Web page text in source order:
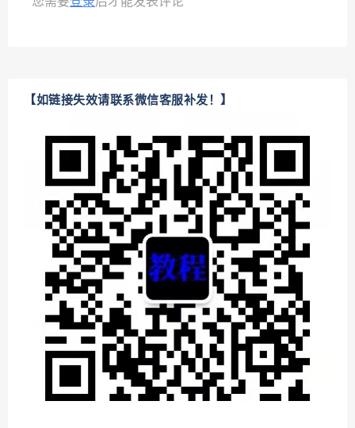
【如链接失效请联系微信客服补发！】